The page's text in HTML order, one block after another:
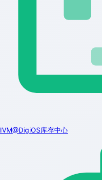
IVM@DigiOS库存中心